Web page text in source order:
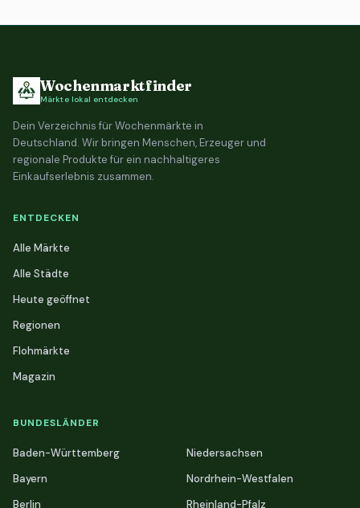
Wochenmarktfinder
Märkte lokal entdecken
Dein Verzeichnis für Wochenmärkte in
Deutschland. Wir bringen Menschen, Erzeuger und
regionale Produkte für ein nachhaltigeres
Einkaufserlebnis zusammen.
ENTDECKEN
Alle Märkte
Alle Städte
Heute geöffnet
Regionen
Flohmärkte
Magazin
BUNDESLÄNDER
Baden-Württemberg
Bayern
Berlin
Niedersachsen
Nordrhein-Westfalen
Rheinland-Pfalz